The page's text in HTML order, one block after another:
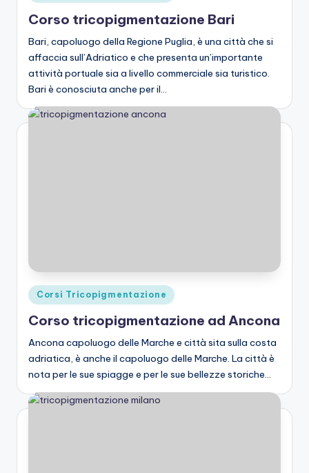
in
Corso tricopigmentazione Bari
Bari, capoluogo della Regione Puglia, è una città che si
affaccia sull’Adriatico e che presenta un’importante
attività portuale sia a livello commerciale sia turistico.
Bari è conosciuta anche per il…
Posted
in
Corsi Tricopigmentazione
Corso tricopigmentazione ad Ancona
Ancona capoluogo delle Marche e città sita sulla costa
adriatica, è anche il capoluogo delle Marche. La città è
nota per le sue spiagge e per le sue bellezze storiche…